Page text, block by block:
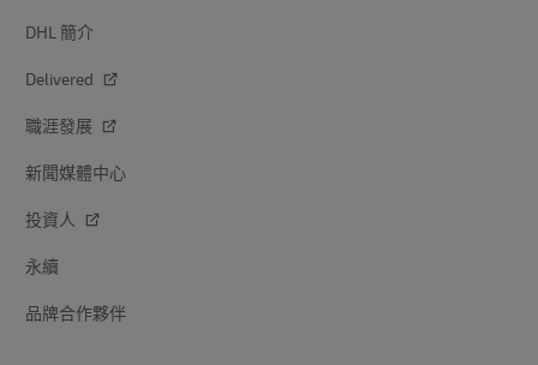
DHL 簡介
Delivered
職涯發展
新聞媒體中心
投資人
永續
品牌合作夥伴